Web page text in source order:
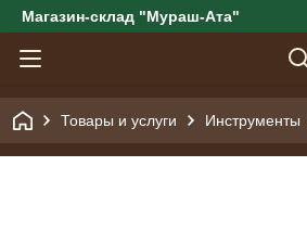
Магазин-склад "Мураш-Ата"
Товары и услуги Инструменты